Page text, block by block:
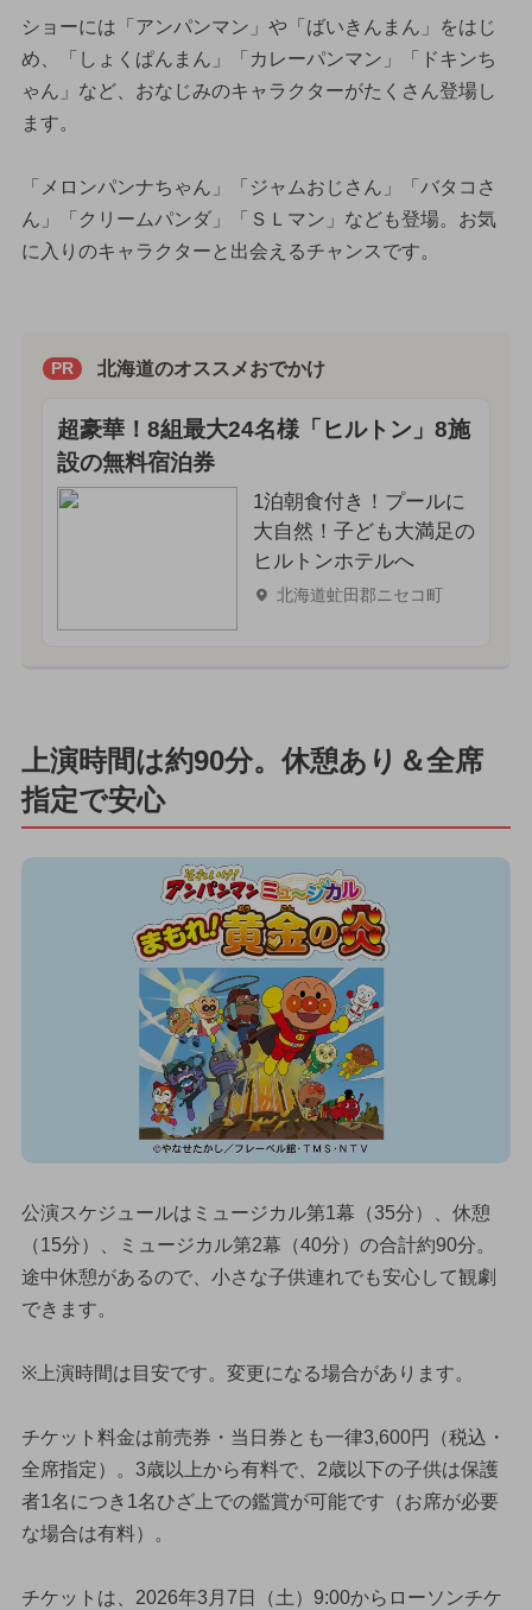
ショーには「アンパンマン」や「ばいきんまん」をはじ
め、「しょくぱんまん」「カレーパンマン」「ドキンち
ゃん」など、おなじみのキャラクターがたくさん登場し
ます。
「メロンパンナちゃん」「ジャムおじさん」「バタコさ
ん」「クリームパンダ」「ＳＬマン」なども登場。お気
に入りのキャラクターと出会えるチャンスです。
PR 北海道のオススメおでかけ
超豪華！8組最大24名様「ヒルトン」8施
設の無料宿泊券
1泊朝食付き！プールに
大自然！子ども大満足の
ヒルトンホテルへ
北海道虻田郡ニセコ町
上演時間は約90分。休憩あり＆全席
指定で安心
公演スケジュールはミュージカル第1幕（35分）、休憩
（15分）、ミュージカル第2幕（40分）の合計約90分。
途中休憩があるので、小さな子供連れでも安心して観劇
できます。
※上演時間は目安です。変更になる場合があります。
チケット料金は前売券・当日券とも一律3,600円（税込・
全席指定）。3歳以上から有料で、2歳以下の子供は保護
者1名につき1名ひざ上での鑑賞が可能です（お席が必要
な場合は有料）。
チケットは、2026年3月7日（土）9:00からローソンチケ